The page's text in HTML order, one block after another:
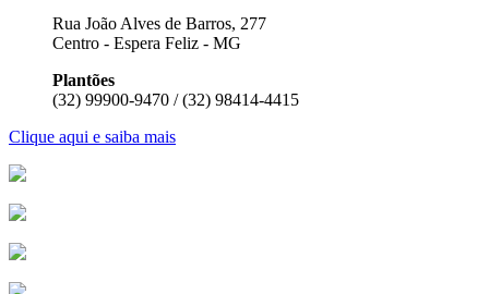
Rua João Alves de Barros, 277
Centro - Espera Feliz - MG
Plantões
(32) 99900-9470 / (32) 98414-4415
Clique aqui e saiba mais